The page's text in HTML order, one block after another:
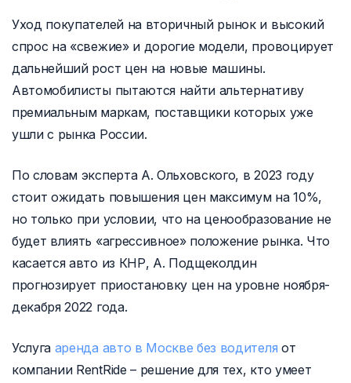
Уход покупателей на вторичный рынок и высокий
спрос на «свежие» и дорогие модели, провоцирует
дальнейший рост цен на новые машины.
Автомобилисты пытаются найти альтернативу
премиальным маркам, поставщики которых уже
ушли с рынка России.
По словам эксперта А. Ольховского, в 2023 году
стоит ожидать повышения цен максимум на 10%,
но только при условии, что на ценообразование не
будет влиять «агрессивное» положение рынка. Что
касается авто из КНР, А. Подщеколдин
прогнозирует приостановку цен на уровне ноября-
декабря 2022 года.
Услуга аренда авто в Москве без водителя от
компании RentRide – решение для тех, кто умеет